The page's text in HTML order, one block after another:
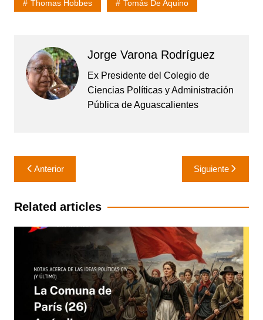
Thomas Hobbes Tomás De Aquino
Jorge Varona Rodríguez
Ex Presidente del Colegio de
Ciencias Políticas y Administración
Pública de Aguascalientes
Navegación
de
entradas
Anterior Siguiente
Related articles